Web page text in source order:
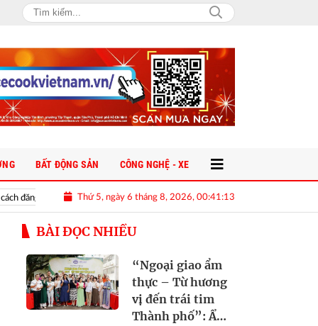
thẻ đi metro, xe buýt miễn phí tại TP.HCM NSƯT Chí Trung phản
Thứ 5, ngày 6 tháng 8, 2026, 00:41:14
BẤT ĐỘNG SẢN CÔNG NGHỆ - XE
BÀI ĐỌC NHIỀU
“Ngoại giao ẩm
thực – Từ hương
vị đến trái tim
Thành phố”: Ẩm